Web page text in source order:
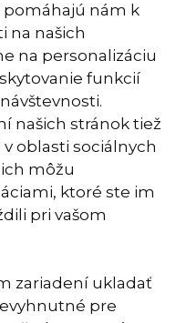
pomáhajú nám k
na našich
na personalizáciu
funkcií
našich stránok tiež
oblasti sociálnych
môžu
ktoré ste im
pri vašom
zariadení ukladať
pre